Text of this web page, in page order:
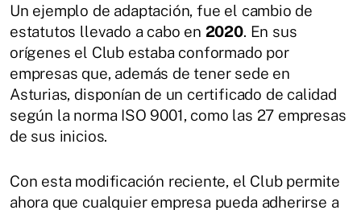
Un ejemplo de adaptación, fue el cambio de
estatutos llevado a cabo en 2020. En sus
orígenes el Club estaba conformado por
empresas que, además de tener sede en
Asturias, disponían de un certificado de calidad
según la norma ISO 9001, como las 27 empresas
de sus inicios.
Con esta modificación reciente, el Club permite
ahora que cualquier empresa pueda adherirse a